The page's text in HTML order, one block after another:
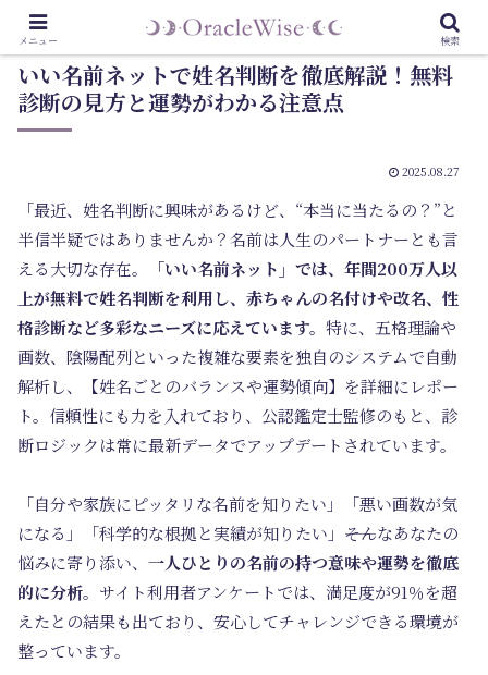
いい名前ネットで姓名判断を徹底解説！無料
診断の見方と運勢がわかる注意点
2025.08.27
「最近、姓名判断に興味があるけど、“本当に当たるの？”と
半信半疑ではありませんか？名前は人生のパートナーとも言
える大切な存在。
「いい名前ネット」では、年間200万人以
上が無料で姓名判断を利用し、赤ちゃんの名付けや改名、性
格診断など多彩なニーズに応えています。 特に、五格理論や
画数、陰陽配列といった複雑な要素を独自のシステムで自動
解析し、【姓名ごとのバランスや運勢傾向】を詳細にレポー
ト。信頼性にも力を入れており、公認鑑定士監修のもと、診
断ロジックは常に最新データでアップデートされています。
「自分や家族にピッタリな名前を知りたい」「悪い画数が気
になる」「科学的な根拠と実績が知りたい」――そんなあなたの
悩みに寄り添い、 一人ひとりの名前の持つ意味や運勢を徹底
的に分析。サイト利用者アンケートでは、満足度が91％を超
えたとの結果も出ており、安心してチャレンジできる環境が
整っています。
メニュー 検索